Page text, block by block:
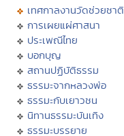
เทศกาลงานวัดช่วยชาติ
การเผยแผ่ศาสนา
ประเพณีไทย
บอกบุญ
สถานปฏิบัติธรรม
ธรรมะจากหลวงพ่อ
ธรรมะกับเยาวชน
นิทานธรรมะบันเทิง
ธรรมะบรรยาย